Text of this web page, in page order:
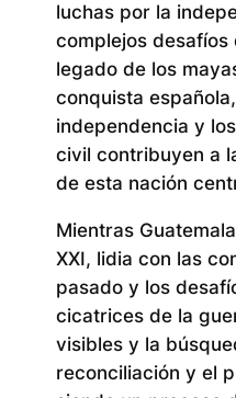
luchas por la
complejos desafíos
legado de los
conquista
independencia y
civil contribuyen a
de esta nación
Mientras
XXI, lidia con las
pasado y los
cicatrices de la
visibles y la
reconciliación y el